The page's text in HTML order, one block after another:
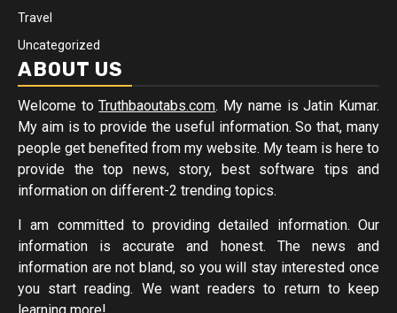
Travel
Uncategorized
ABOUT US
Welcome toTruthbaoutabs.com. My name is Jatin Kumar.
My aim is to provide the useful information. So that, many
people get benefited from my website. My team is here to
provide the top news, story, best software tips and
information on different-2 trending topics.
I am committed to providing detailed information. Our
information is accurate and honest. The news and
information are not bland, so you will stay interested once
you start reading. We want readers to return to keep